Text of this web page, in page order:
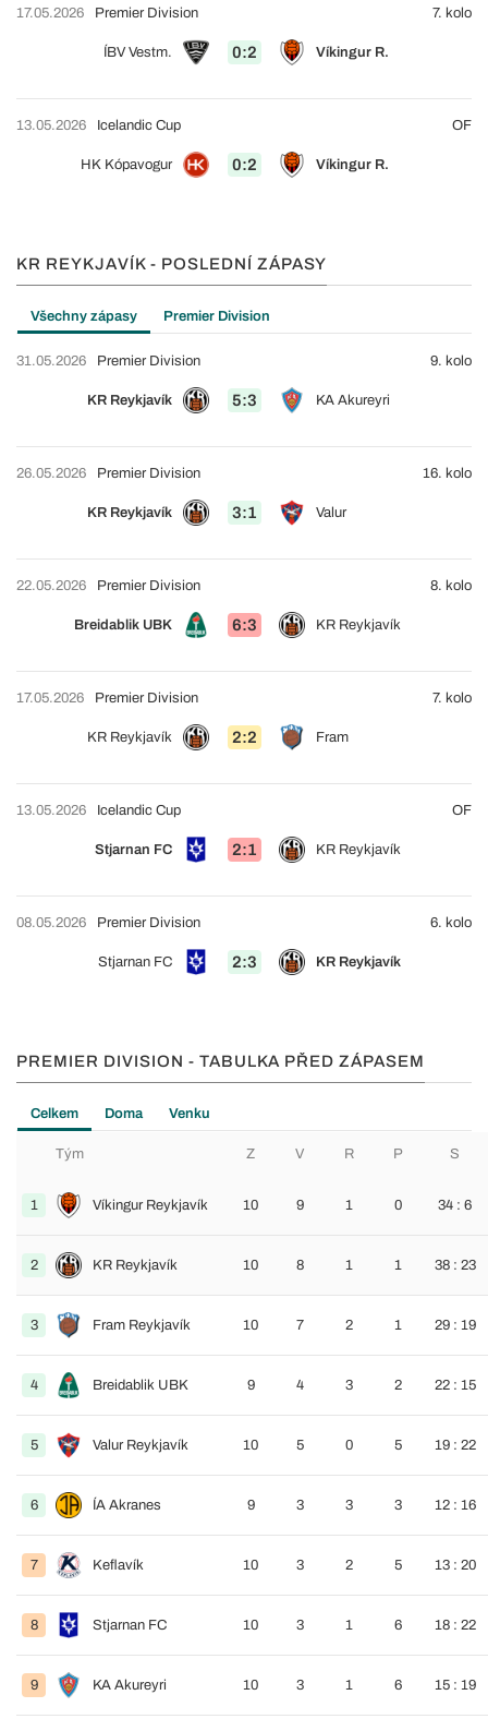
17.05.2026
ÍBV Vestm. 0:2 Víkingur R.
Premier Division 7. kolo
13.05.2026
HK Kópavogur 0:2 Víkingur R.
Icelandic Cup OF
KR REYKJAVÍK - POSLEDNÍ ZÁPASY
Všechny zápasy Premier Division
31.05.2026
KR Reykjavík 5:3 KA Akureyri
Premier Division 9. kolo
26.05.2026
KR Reykjavík 3:1 Valur
Premier Division 16. kolo
22.05.2026
Breidablik UBK 6:3 KR Reykjavík
Premier Division 8. kolo
17.05.2026
KR Reykjavík 2:2 Fram
Premier Division 7. kolo
13.05.2026
Stjarnan FC 2:1 KR Reykjavík
Icelandic Cup OF
08.05.2026
Stjarnan FC 2:3 KR Reykjavík
Premier Division 6. kolo
PREMIER DIVISION - TABULKA PŘED ZÁPASEM
Celkem Doma Venku
Tým Z V R P S
1 Víkingur Reykjavík 10 9 1 0 34 : 6
2 KR Reykjavík 10 8 1 1 38 : 23
3 Fram Reykjavík 10 7 2 1 29 : 19
4 Breidablik UBK 9 4 3 2 22 : 15
5 Valur Reykjavík 10 5 0 5 19 : 22
6 ÍA Akranes 9 3 3 3 12 : 16
7 Keflavík 10 3 2 5 13 : 20
8 Stjarnan FC 10 3 1 6 18 : 22
9 KA Akureyri 10 3 1 6 15 : 19